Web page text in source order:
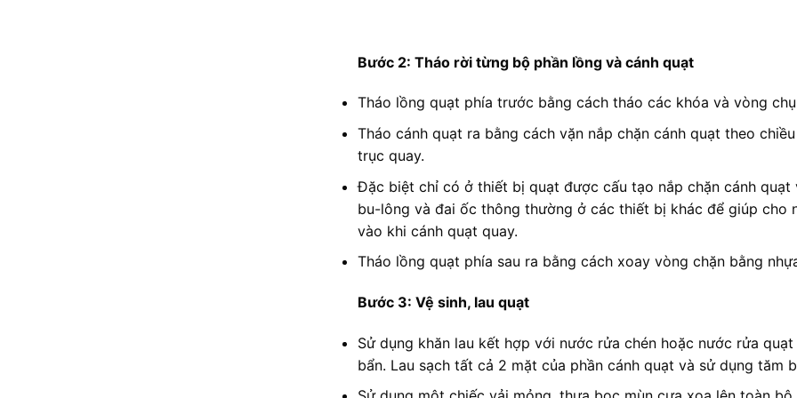
Bước 2: Tháo rời từng bộ phần lồng và cánh quạt
Tháo lồng quạt phía trước bằng cách tháo các khóa và vòng
Tháo cánh quạt ra bằng cách vặn nắp chặn cánh quạt theo
trục quay.
Đặc biệt chỉ có ở thiết bị quạt được cấu tạo nắp chặn cánh
bu-lông và đai ốc thông thường ở các thiết bị khác để giúp cho
vào khi cánh quạt quay.
Tháo lồng quạt phía sau ra bằng cách xoay vòng chặn bằng
Bước 3: Vệ sinh, lau quạt
Sử dụng khăn lau kết hợp với nước rửa chén hoặc nước rửa
bẩn. Lau sạch tất cả 2 mặt của phần cánh quạt và sử dụng tăm